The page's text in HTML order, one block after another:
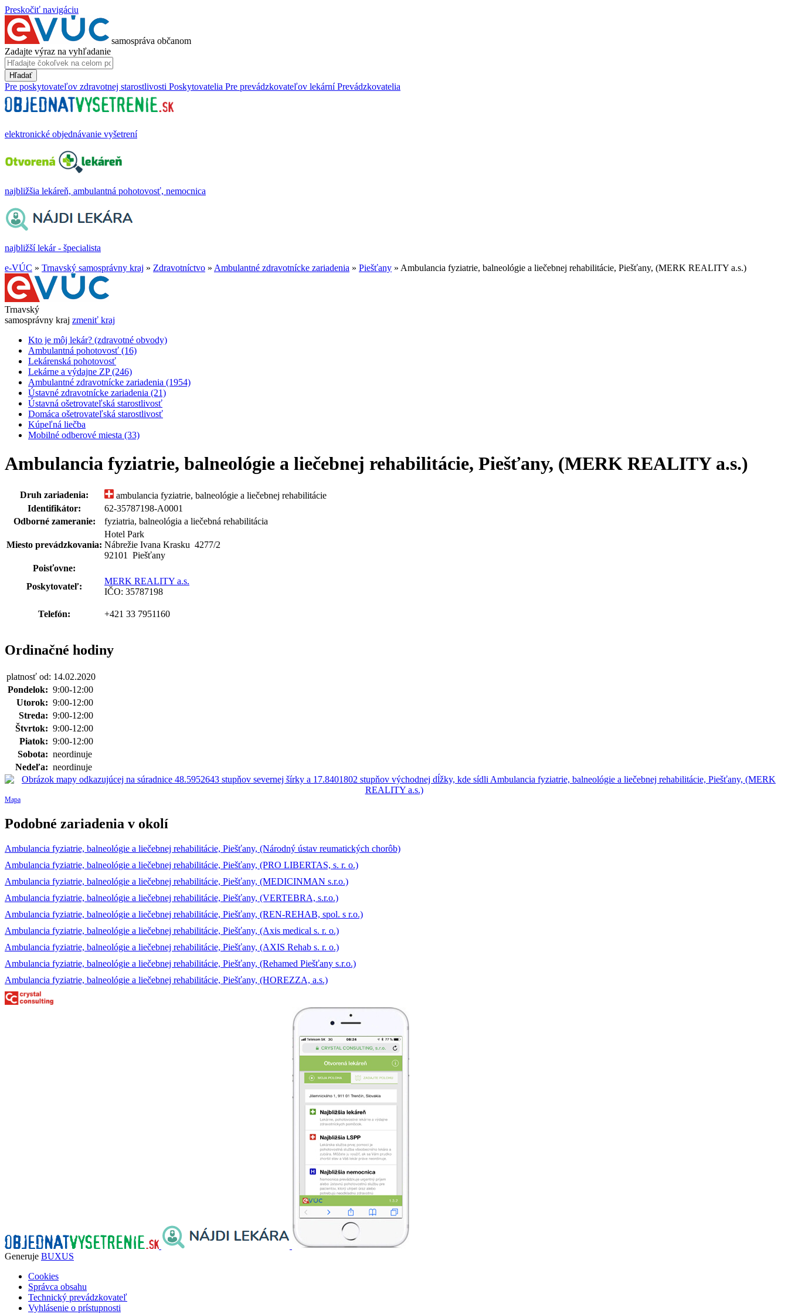
Preskočiť navigáciu
samospráva občanom
Zadajte výraz na vyhľadanie
Hľadať
Pre poskytovateľov zdravotnej starostlivosti Poskytovatelia Pre prevádzkovateľov lekární Prevádzkovatelia
elektronické objednávanie vyšetrení
najbližšia lekáreň, ambulantná pohotovosť, nemocnica
najbližší lekár - špecialista
e-VÚC » Trnavský samosprávny kraj » Zdravotníctvo » Ambulantné zdravotnícke zariadenia » Piešťany » Ambulancia fyziatrie, balneológie a liečebnej rehabilitácie, Piešťany, (MERK REALITY a.s.)
Trnavský
samosprávny kraj zmeniť kraj
Kto je môj lekár? (zdravotné obvody)
Ambulantná pohotovosť (16)
Lekárenská pohotovosť
Lekárne a výdajne ZP (246)
Ambulantné zdravotnícke zariadenia (1954)
Ústavné zdravotnícke zariadenia (21)
Ústavná ošetrovateľská starostlivosť
Domáca ošetrovateľská starostlivosť
Kúpeľná liečba
Mobilné odberové miesta (33)
Ambulancia fyziatrie, balneológie a liečebnej rehabilitácie, Piešťany, (MERK REALITY a.s.)
Druh zariadenia:
ambulancia fyziatrie, balneológie a liečebnej rehabilitácie
Identifikátor:
62-35787198-A0001
Odborné zameranie:
fyziatria, balneológia a liečebná rehabilitácia
Miesto prevádzkovania:
Hotel Park
Nábrežie Ivana Krasku 4277/2
92101 Piešťany
Poisťovne:
Poskytovateľ:
MERK REALITY a.s.
IČO: 35787198
Telefón: +421 33 7951160
Ordinačné hodiny
platnosť od: 14.02.2020
Pondelok: 9:00-12:00
Utorok: 9:00-12:00
Streda: 9:00-12:00
Štvrtok: 9:00-12:00
Piatok: 9:00-12:00
Sobota: neordinuje
Nedeľa: neordinuje
Mapa
Podobné zariadenia v okolí
Ambulancia fyziatrie, balneológie a liečebnej rehabilitácie, Piešťany, (Národný ústav reumatických chorôb)
Ambulancia fyziatrie, balneológie a liečebnej rehabilitácie, Piešťany, (PRO LIBERTAS, s. r. o.)
Ambulancia fyziatrie, balneológie a liečebnej rehabilitácie, Piešťany, (MEDICINMAN s.r.o.)
Ambulancia fyziatrie, balneológie a liečebnej rehabilitácie, Piešťany, (VERTEBRA, s.r.o.)
Ambulancia fyziatrie, balneológie a liečebnej rehabilitácie, Piešťany, (REN-REHAB, spol. s r.o.)
Ambulancia fyziatrie, balneológie a liečebnej rehabilitácie, Piešťany, (Axis medical s. r. o.)
Ambulancia fyziatrie, balneológie a liečebnej rehabilitácie, Piešťany, (AXIS Rehab s. r. o.)
Ambulancia fyziatrie, balneológie a liečebnej rehabilitácie, Piešťany, (Rehamed Piešťany s.r.o.)
Ambulancia fyziatrie, balneológie a liečebnej rehabilitácie, Piešťany, (HOREZZA, a.s.)
Generuje BUXUS
Cookies
Správca obsahu
Technický prevádzkovateľ
Vyhlásenie o prístupnosti